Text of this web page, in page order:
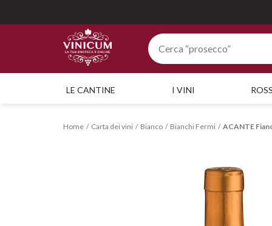
LE CANTINE I VINI
Home Carta dei vini Bianco Bianchi Fermi ACANTE